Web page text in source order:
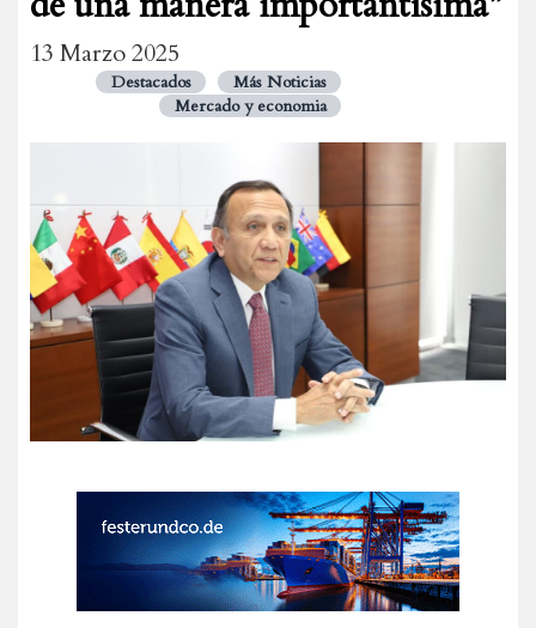
13 Marzo 2025
Destacados
Más Noticias
Mercado y economia